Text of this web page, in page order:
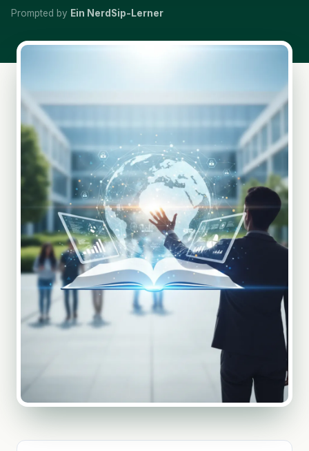
Prompted by Ein NerdSip-Lerner